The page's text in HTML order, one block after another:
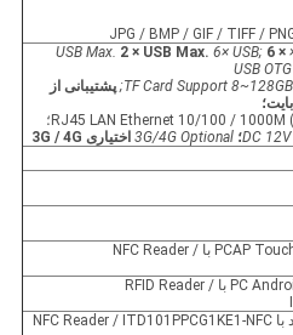
2 × USB Max. 6× USB; 6 ×
پشتیبانی از
3G/4G Optional اختیاری 3G / 4G
10.1 اینچی PCAP Touch PC Android با NFC Reader /
10.1 اینچ PCAP لمسی PC Android با RFID Reader /